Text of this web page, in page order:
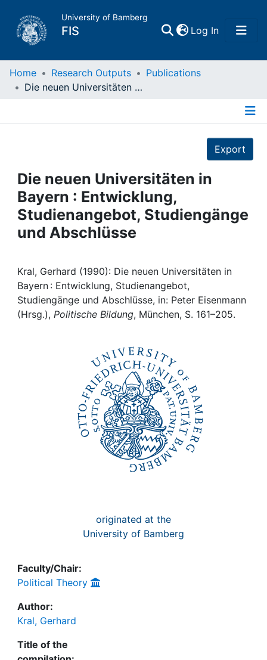
University of Bamberg
FIS Log In(current)
Home
People
Institutions
Awards
My FIS
Home Research Outputs
Publications
Die neuen Universitäten in Bayern : Entwicklung, Studienangebot, Studiengänge und Abschlüsse
Export
Die neuen Universitäten in
Bayern : Entwicklung,
Studienangebot, Studiengänge
und Abschlüsse
Kral, Gerhard (1990): Die neuen Universitäten in
Bayern : Entwicklung, Studienangebot,
Studiengänge und Abschlüsse, in: Peter Eisenmann
(Hrsg.), Politische Bildung, München, S. 161–205.
originated at the
University of Bamberg
Faculty/Chair:
Political Theory
Author:
Kral, Gerhard
Title of the